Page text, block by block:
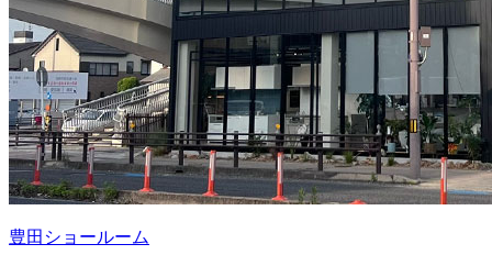
豊田ショールーム